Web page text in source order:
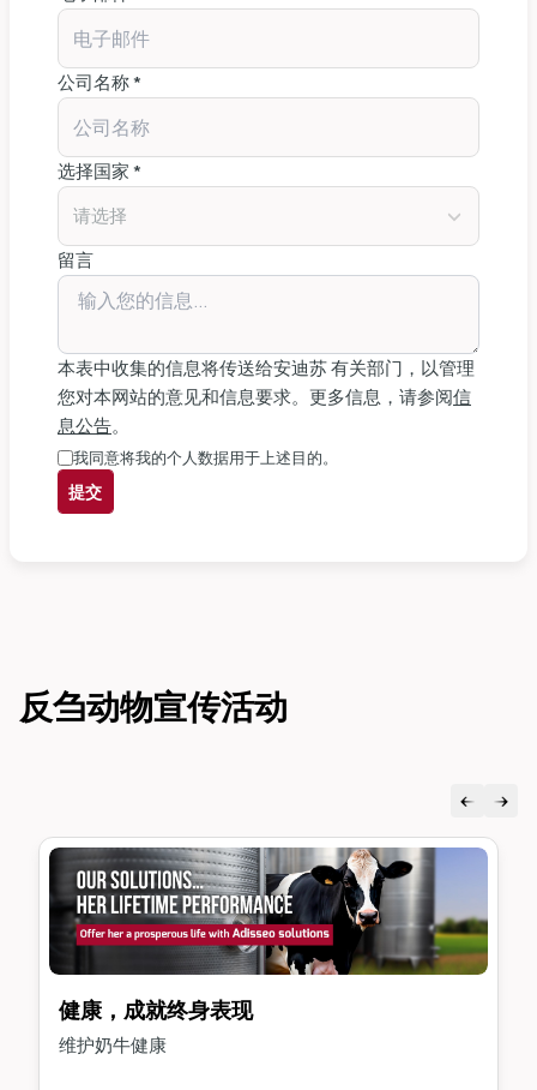
公司名称 *
选择国家 *
请选择
留言
本表中收集的信息将传送给安迪苏 有关部门，以管理
您对本网站的意见和信息要求。更多信息，请参阅信
息公告。
我同意将我的个人数据用于上述目的。
提交
反刍动物宣传活动
健康，成就终身表现
维护奶牛健康